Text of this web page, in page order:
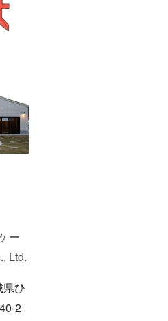
ー
Ltd.
ひ
2